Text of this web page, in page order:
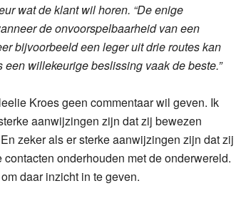
wat de klant wil horen. “De enige
de onvoorspelbaarheid van een
bijvoorbeeld een leger uit drie routes kan
willekeurige beslissing vaak de beste.”
Kroes geen commentaar wil geven. Ik
aanwijzingen zijn dat zij bewezen
zeker als er sterke aanwijzingen zijn dat zij
onderhouden met de onderwereld.
daar inzicht in te geven.